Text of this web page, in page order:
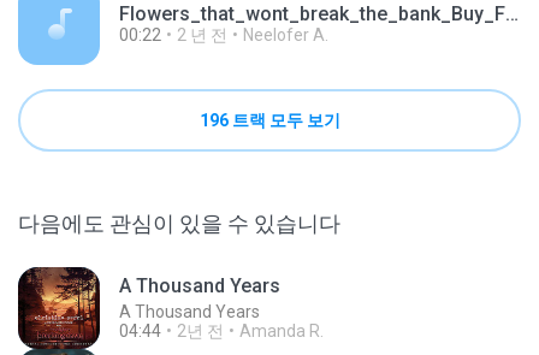
Flowers_that_wont_break_the_bank_Buy_Flowers_Onlin.mp3
00:22 2 년 전 Neelofer A.
196 트랙 모두 보기
다음에도 관심이 있을 수 있습니다
A Thousand Years
A Thousand Years
04:44
2년 전 Amanda R.